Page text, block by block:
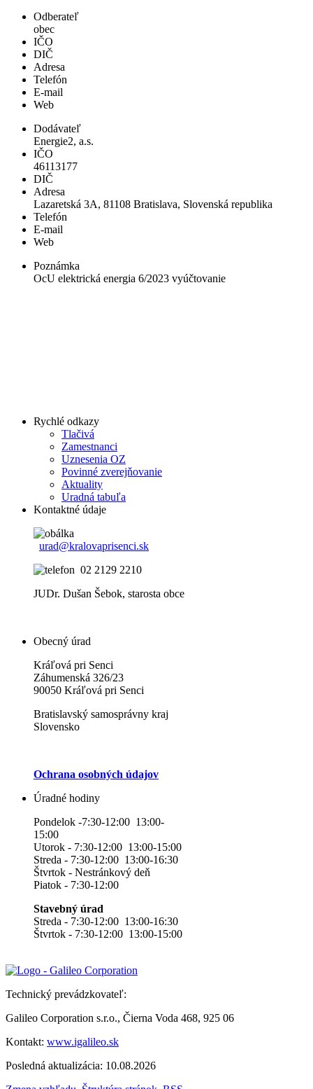
Odberateľ
obec
IČO
DIČ
Adresa
Telefón
E-mail
Web
Dodávateľ
Energie2, a.s.
IČO
46113177
DIČ
Adresa
Lazaretská 3A, 81108 Bratislava, Slovenská republika
Telefón
E-mail
Web
Poznámka
OcU elektrická energia 6/2023 vyúčtovanie
Rychlé odkazy
Tlačivá
Zamestnanci
Uznesenia OZ
Povinné zverejňovanie
Aktuality
Uradná tabuľa
Kontaktné údaje
urad@kralovaprisenci.sk
02 2129 2210
JUDr. Dušan Šebok, starosta obce
Obecný úrad
Kráľová pri Senci
Záhumenská 326/23
90050 Kráľová pri Senci
Bratislavský samosprávny kraj
Slovensko
Ochrana osobných údajov
Úradné hodiny
Pondelok -7:30-12:00 13:00-
15:00
Utorok - 7:30-12:00 13:00-15:00
Streda - 7:30-12:00 13:00-16:30
Štvrtok - Nestránkový deň
Piatok - 7:30-12:00
Stavebný úrad
Streda - 7:30-12:00 13:00-16:30
Štvrtok - 7:30-12:00 13:00-15:00
Technický prevádzkovateľ:
Galileo Corporation s.r.o., Čierna Voda 468, 925 06
Kontakt: www.igalileo.sk
Posledná aktualizácia: 10.08.2026